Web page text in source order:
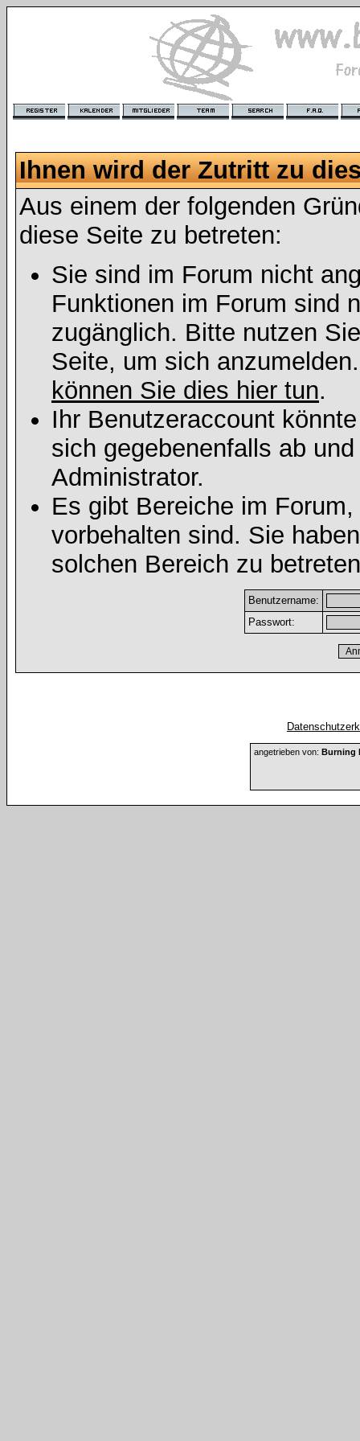
Ihnen wird der Zutritt zu
Aus einem der folgenden
diese Seite zu betreten:
Sie sind im Forum nicht
Funktionen im Forum sind
zugänglich. Bitte nutzen
Seite, um sich
können Sie dies hier tun.
Ihr Benutzeraccount
sich gegebenenfalls ab
Administrator.
Es gibt Bereiche im
vorbehalten sind. Sie
solchen Bereich zu
Benutzername:
Passwort:
angetrieben von: Burning